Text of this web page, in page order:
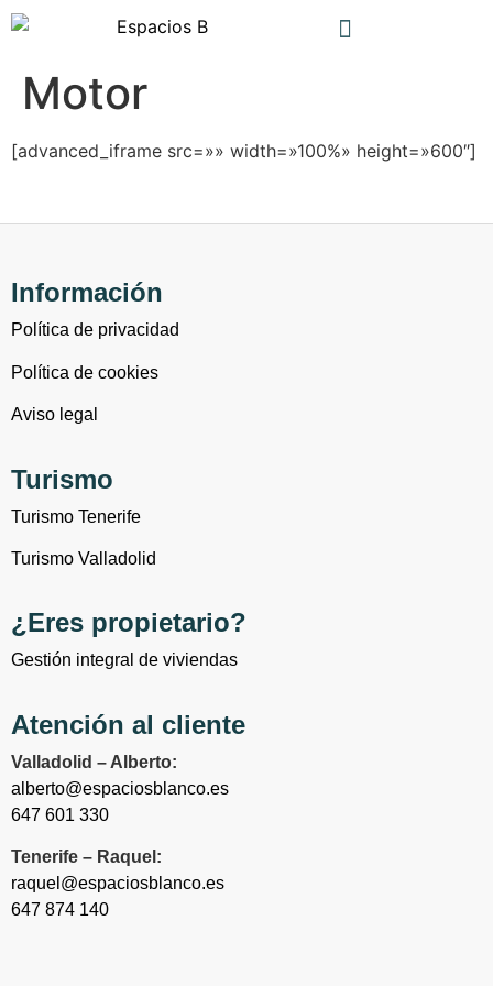
Motor
[advanced_iframe src=»» width=»100%» height=»600″]
Información
Política de privacidad
Política de cookies
Aviso legal
Turismo
Turismo Tenerife
Turismo Valladolid
¿Eres propietario?
Gestión integral de viviendas
Atención al cliente
Valladolid – Alberto:
alberto@espaciosblanco.es
647 601 330
Tenerife – Raquel:
raquel@espaciosblanco.es
647 874 140